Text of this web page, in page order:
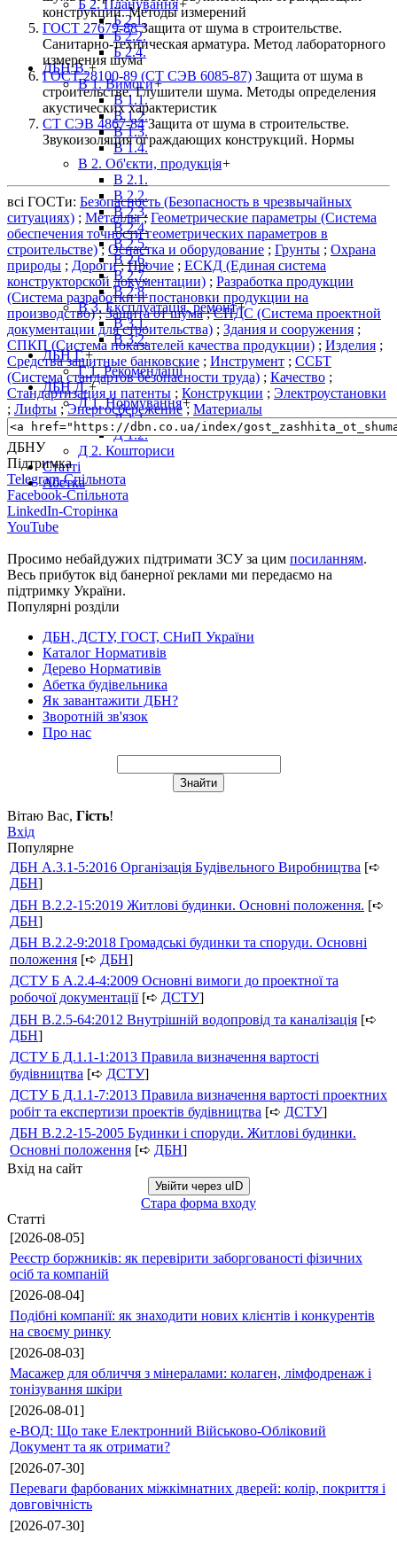
Б 2. Планування+
Б 2.1.
Б 2.2.
Б 2.4.
ДБН В.+
В 1. Вимоги+
В 1.1.
В 1.2.
В 1.3.
В 1.4.
В 2. Об'єкти, продукція+
В 2.1.
В 2.2.
В 2.3.
В 2.4.
В 2.5.
В 2.6.
В 2.7.
В 2.8.
В 3. Експлуатація, ремонт+
В 3.1.
В 3.2.
ДБН Г.+
Г 1. Рекомендації
ДБН Д.+
Д 1. Нормування+
Д 1.1.
Д 1.2.
Д 2. Кошториси
Статті
Абетка
конструкций. Методы измерений
ГОСТ 27679-88Защита от шума в строительстве.
Санитарно-техническая арматура. Метод лабораторного
измерения шума
ГОСТ 28100-89 (СТ СЭВ 6085-87) Защита от шума в
строительстве. Глушители шума. Методы определения
акустических характеристик
СТ СЭВ 4867-84Защита от шума в строительстве.
Звукоизоляция ограждающих конструкций. Нормы
всі ГОСТи: Безопасность (Безопасность в чрезвычайных
ситуациях) ; Металлы;Геометрические параметры (Система
обеспечения точности геометрических параметров в
строительстве); Оснастка и оборудование ; Грунты ; Охрана
природы ; Дороги;Прочие ; ЕСКД (Единая система
конструкторской документации) ; Разработка продукции
(Система разработки и постановки продукции на
производство);Защита от шума;СПДС (Система проектной
документации для строительства) ; Здания и сооружения ;
СПКП (Система показателей качества продукции) ; Изделия ;
Средства защитные банковские ; Инструмент ; ССБТ
(Система стандартов безопасности труда) ; Качество ;
Стандартизация и патенты ; Конструкции ; Электроустановки
; Лифты ;Энергосбережение ; Материалы
ДБНУ
Підтримка
Telegram-Спільнота
Facebook-Спільнота
LinkedIn-Сторінка
YouTube
Просимо небайдужих підтримати ЗСУ за цим посиланням.
Весь прибуток від банерної реклами ми передаємо на
підтримку України.
Популярні розділи
ДБН, ДСТУ, ГОСТ, СНиП України
Каталог Нормативів
Дерево Нормативів
Абетка будівельника
Як завантажити ДБН?
Зворотній зв'язок
Про нас
Вітаю Вас, Гість!
Вхід
Популярне
ДБН А.3.1-5:2016 Організація Будівельного Виробництва [➪
ДБН]
ДБН В.2.2-15:2019 Житлові будинки. Основні положення. [➪
ДБН]
ДБН В.2.2-9:2018 Громадські будинки та споруди. Основні
положення [➪ ДБН]
ДСТУ Б А.2.4-4:2009 Основні вимоги до проектної та
робочої документації[➪ ДСТУ]
ДБН В.2.5-64:2012 Внутрішній водопровід та каналізація [➪
ДБН]
ДСТУ Б Д.1.1-1:2013 Правила визначення вартості
будівництва [➪ ДСТУ]
ДСТУ Б Д.1.1-7:2013 Правила визначення вартості проектних
робіт та експертизи проектів будівництва [➪ ДСТУ]
ДБН В.2.2-15-2005 Будинки і споруди. Житлові будинки.
Основні положення [➪ ДБН]
Вхід на сайт
Увійти через uID
Стара форма входу
Статті
[2026-08-05]
Реєстр боржників: як перевірити заборгованості фізичних
осіб та компаній
[2026-08-04]
Подібні компанії: як знаходити нових клієнтів і конкурентів
на своєму ринку
[2026-08-03]
Масажер для обличчя з мінералами: колаген, лімфодренаж і
тонізування шкіри
[2026-08-01]
е-ВОД: Що таке Електронний Військово-Обліковий
Документ та як отримати?
[2026-07-30]
Переваги фарбованих міжкімнатних дверей: колір, покриття і
довговічність
[2026-07-30]